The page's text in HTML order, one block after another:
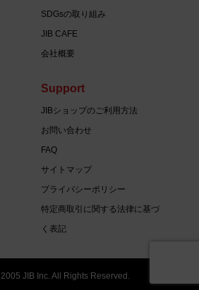
SDGsの取り組み
JIB CAFE
会社概要
Support
JIBショップのご利用方法
お問い合わせ
FAQ
サイトマップ
プライバシーポリシー
特定商取引に関する法律に基づ
く表記
JIB Inc. All Rights Reserved.